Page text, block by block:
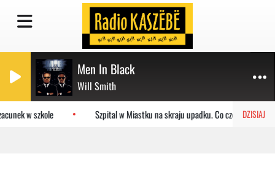
Men In Black
Will Smith
DZISIAJ
w szkole Szpital w Miastku na skraju upadku. Co czeka placówkę?